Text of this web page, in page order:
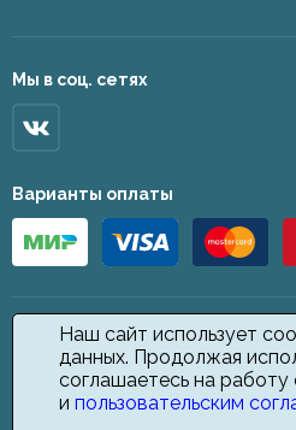
Наш сайт использует
данных. Продолжая
соглашаетесь на
и пользовательским
Мы в соц. сетях
Варианты оплаты